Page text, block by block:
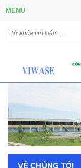
MENU
VỀ CHÚNG TÔI